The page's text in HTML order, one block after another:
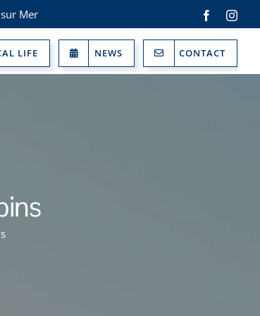
Mer Facebook
LIFE NEWS CONTACT